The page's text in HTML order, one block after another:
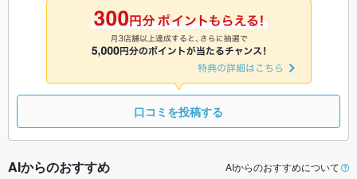
9/9
◎
9/10
◎
9/11
◎
9/12
口コミを投稿する
AIからのおすすめ AIからのおすすめについて